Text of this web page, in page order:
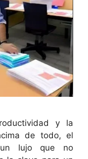
y la
de todo, el
un lujo que no